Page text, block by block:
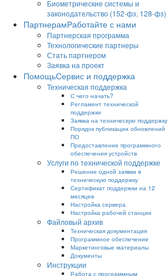
Биометрические системы и
законодательство (152-фз, 128-фз)
ПартнерамРаботайте с нами
Партнерская программа
Технологические партнеры
Стать партнером
Заявка на проект
ПомощьСервис и поддержка
Техническая поддержка
С чего начать?
Регламент технической
поддержки
Заявка на техническую поддержку
Порядок публикации обновлений
ПО
Предоставление программного
обеспечения устройств
Услуги по технической поддержке
Решение одной заявки в
техническую поддержку
Сертификат поддержки на 12
месяцев
Настройка сервера
Настройка рабочей станции
Файловый архив
Техническая документация
Программное обеспечение
Маркетинговые материалы
Документы
Инструкции
Работа с программным